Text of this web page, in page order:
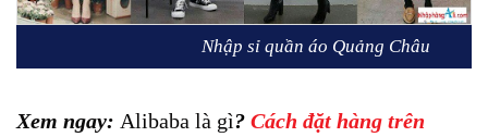
Nhập sỉ quần áo Quảng Châu
Xem ngay: Alibaba là gì? Cách đặt hàng trên